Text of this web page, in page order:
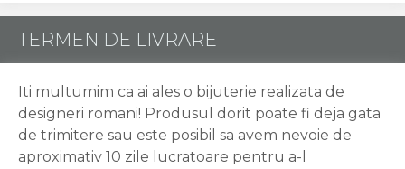
TERMEN DE LIVRARE
Iti multumim ca ai ales o bijuterie realizata de
designeri romani! Produsul dorit poate fi deja gata
de trimitere sau este posibil sa avem nevoie de
aproximativ 10 zile lucratoare pentru a-l